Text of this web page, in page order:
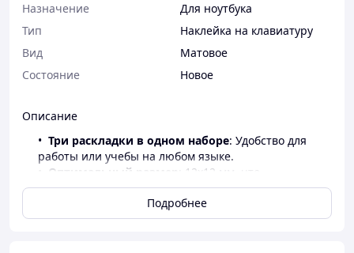
Назначение
Для ноутбука
Тип
Наклейка на клавиатуру
Вид
Матовое
Состояние
Новое
Описание
Три раскладки в одном наборе: Удобство для
работы или учебы на любом языке.
Оптимальный размер
: 12x12 мм, что
обеспечивает совместимость с клавишами
большинства устройств, от компактных нетбуков
до стандартных ноутбуков.
Подробнее